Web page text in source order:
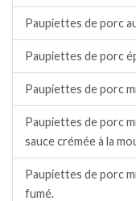
Paupiettes de porc
Paupiettes de porc
Paupiettes de porc
Paupiettes de porc
sauce crémée à la
Paupiettes de porc
fumé.